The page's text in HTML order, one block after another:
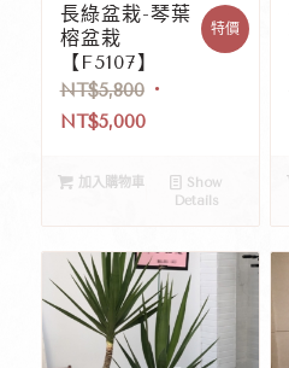
長綠盆栽-琴葉
榕盆栽
【F5107】
NT$5,800
NT$5,000
特價
加入購物車
Show
Details